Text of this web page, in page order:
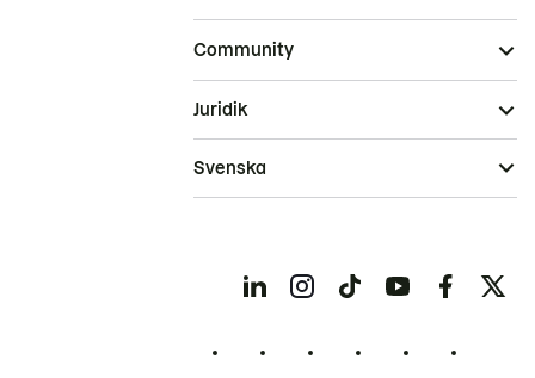
Community
Juridik
Svenska